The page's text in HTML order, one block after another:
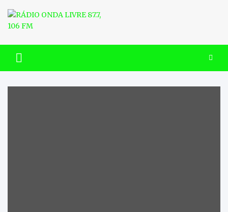
content
RÁDIO ONDA LIVRE 87.7, 106
FM